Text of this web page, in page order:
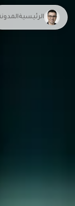
الرئيسية